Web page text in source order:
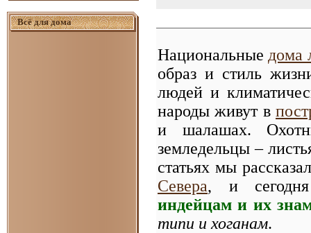
Всё для дома
Национальные дома
образ и стиль
людей и
народы живут в
и шалашах.
земледельцы –
статьях мы
Севера, и
индейцам и их
типи и хоганам.